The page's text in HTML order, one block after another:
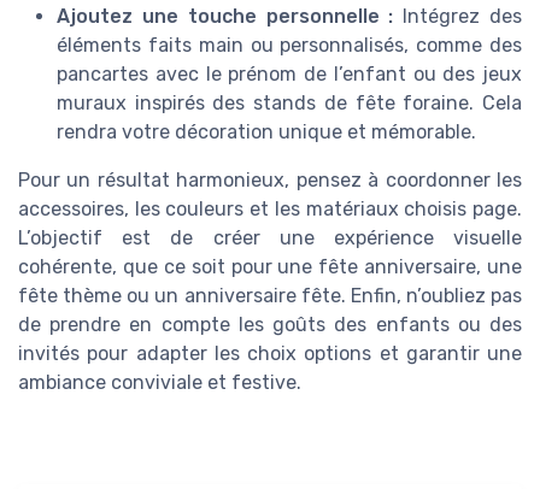
Ajoutez une touche personnelle : Intégrez des
éléments faits main ou personnalisés, comme des
pancartes avec le prénom de l’enfant ou des jeux
muraux inspirés des stands de fête foraine. Cela
rendra votre décoration unique et mémorable.
Pour un résultat harmonieux, pensez à coordonner les
accessoires, les couleurs et les matériaux choisis page.
L’objectif est de créer une expérience visuelle
cohérente, que ce soit pour une fête anniversaire, une
fête thème ou un anniversaire fête. Enfin, n’oubliez pas
de prendre en compte les goûts des enfants ou des
invités pour adapter les choix options et garantir une
ambiance conviviale et festive.